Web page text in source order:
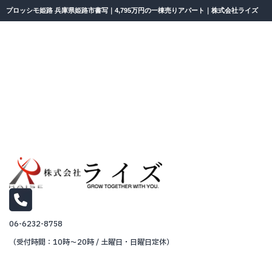
プロッシモ姫路 兵庫県姫路市書写｜4,795万円の一棟売りアパート｜株式会社ライズ
06-6232-8758
（受付時間：10時～20時 / 土曜日・日曜日定休）